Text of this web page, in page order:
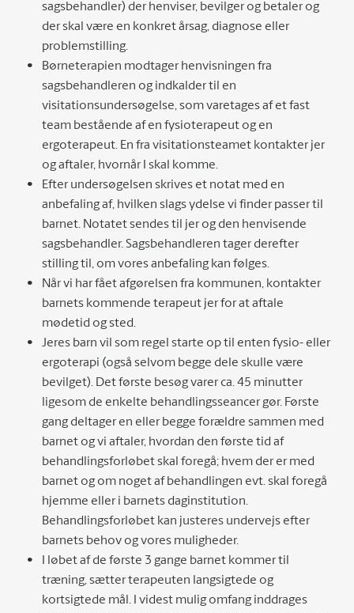
sagsbehandler) der henviser, bevilger og betaler og
der skal være en konkret årsag, diagnose eller
problemstilling.
Børneterapien modtager henvisningen fra
sagsbehandleren og indkalder til en
visitationsundersøgelse, som varetages af et fast
team bestående af en fysioterapeut og en
ergoterapeut. En fra visitationsteamet kontakter jer
og aftaler, hvornår I skal komme.
Efter undersøgelsen skrives et notat med en
anbefaling af, hvilken slags ydelse vi finder passer til
barnet. Notatet sendes til jer og den henvisende
sagsbehandler. Sagsbehandleren tager derefter
stilling til, om vores anbefaling kan følges.
Når vi har fået afgørelsen fra kommunen, kontakter
barnets kommende terapeut jer for at aftale
mødetid og sted.
Jeres barn vil som regel starte op til enten fysio- eller
ergoterapi (også selvom begge dele skulle være
bevilget). Det første besøg varer ca. 45 minutter
ligesom de enkelte behandlingsseancer gør. Første
gang deltager en eller begge forældre sammen med
barnet og vi aftaler, hvordan den første tid af
behandlingsforløbet skal foregå; hvem der er med
barnet og om noget af behandlingen evt. skal foregå
hjemme eller i barnets daginstitution.
Behandlingsforløbet kan justeres undervejs efter
barnets behov og vores muligheder.
I løbet af de første 3 gange barnet kommer til
træning, sætter terapeuten langsigtede og
kortsigtede mål. I videst mulig omfang inddrages